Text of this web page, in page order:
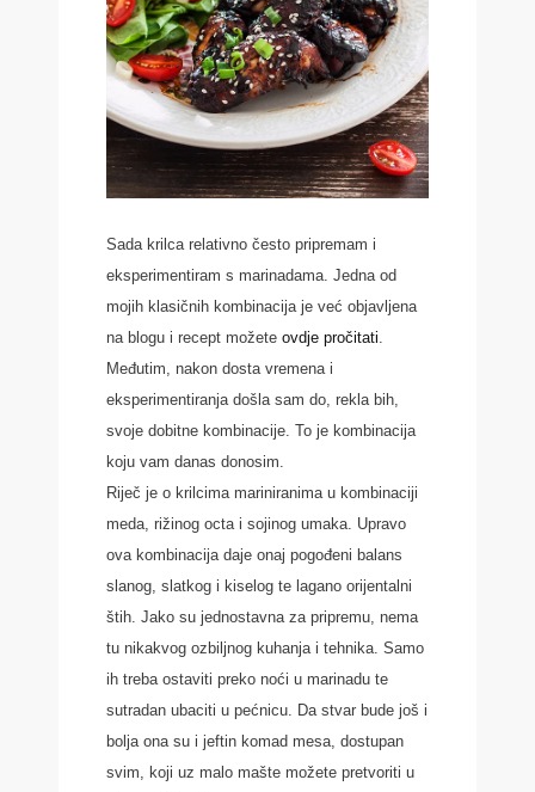
Sada krilca relativno često pripremam i
eksperimentiram s marinadama. Jedna od
mojih klasičnih kombinacija je već objavljena
na blogu i recept možete ovdje pročitati
Međutim, nakon dosta vremena i
eksperimentiranja došla sam do, rekla bih,
svoje dobitne kombinacije. To je kombinacija
koju vam danas donosim.
Riječ je o krilcima mariniranima u kombinaciji
meda, rižinog octa i sojinog umaka. Upravo
ova kombinacija daje onaj pogođeni balans
slanog, slatkog i kiselog te lagano orijentalni
štih. Jako su jednostavna za pripremu, nema
tu nikakvog ozbiljnog kuhanja i tehnika. Samo
ih treba ostaviti preko noći u marinadu te
sutradan ubaciti u pećnicu. Da stvar bude još i
bolja ona su i jeftin komad mesa, dostupan
svim, koji uz malo mašte možete pretvoriti u